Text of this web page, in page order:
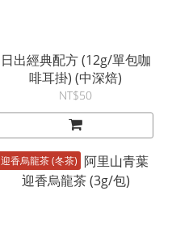
日出經典配方 (12g/單包咖
啡耳掛) (中深焙)
NT$50
迎香烏龍茶 (冬茶)